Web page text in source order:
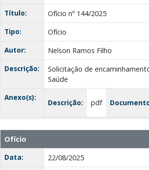
Título:
Ofício nº 144/2025
Tipo:
Ofício
Autor:
Nelson Ramos Filho
Descrição:
Solicitação de
Saúde
Anexo(s):
Descrição: pdf
Ofício
Data:
22/08/2025